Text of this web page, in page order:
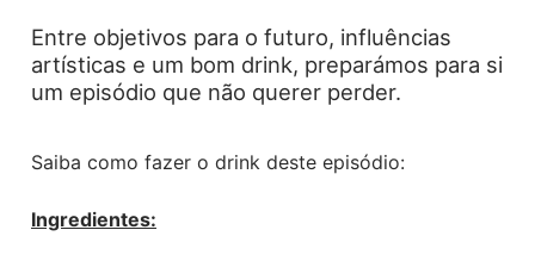
Entre objetivos para o futuro, influências
artísticas e um bom drink, preparámos para si
um episódio que não querer perder.
Saiba como fazer o drink deste episódio:
Ingredientes: